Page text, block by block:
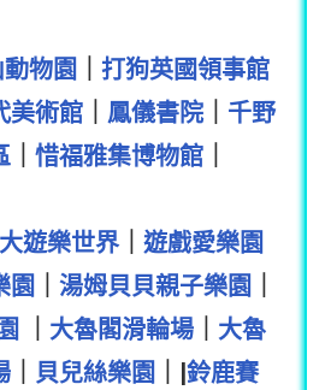
物園
打狗英國領事館
美術館 鳳儀書院｜ 千野
惜福雅集博物館
遊樂世界｜ 遊戲愛樂園
園 湯姆貝貝親子樂園
大魯閣滑輪場
大魯
貝兒絲樂園
鈴鹿賽